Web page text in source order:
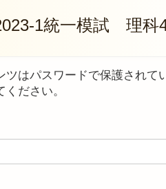
1統一模試 理科
ツはパスワードで保護されて
ください。